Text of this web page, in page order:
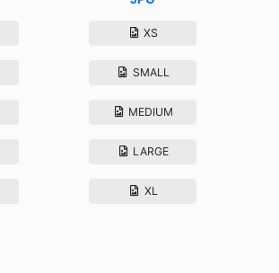
XS
SMALL
MEDIUM
LARGE
XL